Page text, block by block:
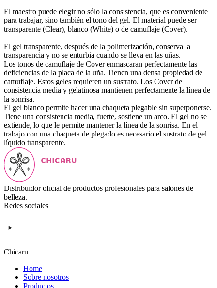
El maestro puede elegir no sólo la consistencia, que es conveniente
para trabajar, sino también el tono del gel. El material puede ser
transparente (Clear), blanco (White) o de camuflaje (Cover).
El gel transparente, después de la polimerización, conserva la
transparencia y no se enturbia cuando se lleva en las uñas.
Los tonos de camuflaje de Cover enmascaran perfectamente las
deficiencias de la placa de la uña. Tienen una densa propiedad de
camuflaje. Estos geles requieren un sustrato. Los Cover de
consistencia media y gelatinosa mantienen perfectamente la línea de
la sonrisa.
El gel blanco permite hacer una chaqueta plegable sin superponerse.
Tiene una consistencia media, fuerte, sostiene un arco. El gel no se
extiende, lo que le permite mantener la línea de la sonrisa. En el
trabajo con una chaqueta de plegado es necesario el sustrato de gel
líquido transparente.
Distribuidor oficial de productos profesionales para salones de
belleza.
Redes sociales
Chicaru
Home
Sobre nosotros
Productos